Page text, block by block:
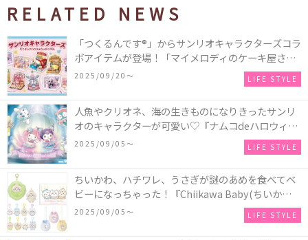
RELATED NEWS
「つくるんです®」からサンリオキャラクターズコラ
ボアイテムが登場！「マイメロディのケーキ屋さ
ん」などミニチュアハウス8種類と、「シナモロール
のメリーゴーランド」などオルゴールで動く仕掛け
付きのウッドパズル2種類♪
2025/09/20〜 LIFE STYLE
人魚やクリオネ、海の生きものになりきったサンリ
オのキャラクターが可愛い♡『ナムコdeハロウィン
2025～マーメイドファンタジー～』全国のアミュー
ズメント施設「ナムコ」「ナムコオンラインクレー
ン」で開催！
2025/09/05〜 LIFE STYLE
ちいかわ、ハチワレ、うさぎが謎のあめを食べてベ
ビーになっちゃった！『Chiikawa Baby(ちいかわベ
ビー)』の催事を全国14か所で開催！
2025/09/05〜 LIFE STYLE